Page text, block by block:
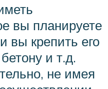
вы планируете
вы крепить его
и т.д.
не имея